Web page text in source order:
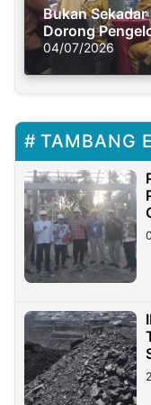
Bukan
Dorong
Solusi Krisis
04/07/2026
TAMBANG